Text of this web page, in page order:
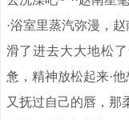
·浴室里蒸汽弥漫，
滑了进去大大地松
惫，精神放松起来·
又抚过自己的唇，那